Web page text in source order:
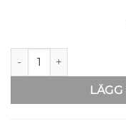
Pussel med motiv